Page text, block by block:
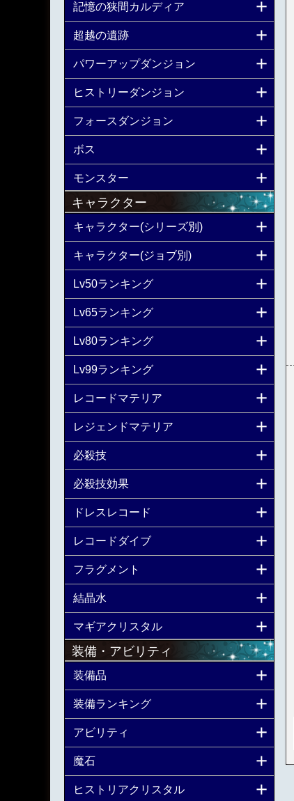
記憶の狭間カルディア
超越の遺跡
パワーアップダンジョン
ヒストリーダンジョン
フォースダンジョン
ボス
モンスター
キャラクター
キャラクター(シリーズ別)
キャラクター(ジョブ別)
Lv50ランキング
Lv65ランキング
Lv80ランキング
Lv99ランキング
レコードマテリア
レジェンドマテリア
必殺技
必殺技効果
ドレスレコード
レコードダイブ
フラグメント
結晶水
マギアクリスタル
装備・アビリティ
装備品
装備ランキング
アビリティ
魔石
ヒストリアクリスタル